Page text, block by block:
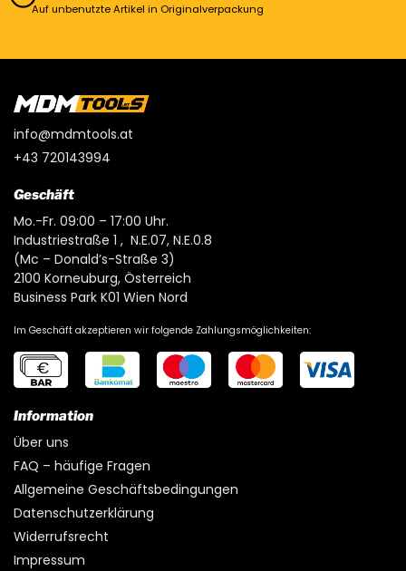
Auf unbenutzte Artikel in Originalverpackung
info@mdmtools.at
+43 720143994
Geschäft
Mo.-Fr. 09:00 – 17:00 Uhr.
Industriestraße 1 , N.E.07, N.E.0.8
(Mc – Donald’s-Straße 3)
2100 Korneuburg, Österreich
Business Park K01 Wien Nord
Im Geschäft akzeptieren wir folgende Zahlungsmöglichkeiten:
Information
Über uns
FAQ – häufige Fragen
Allgemeine Geschäftsbedingungen
Datenschutzerklärung
Widerrufsrecht
Impressum